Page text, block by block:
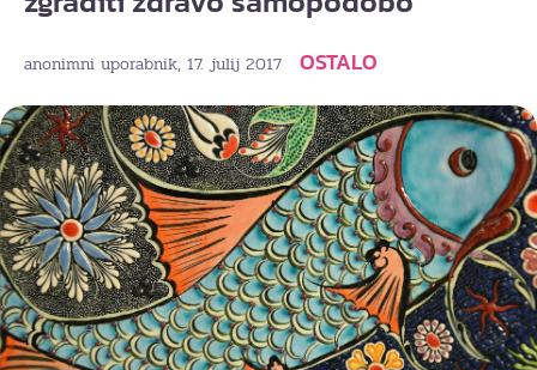
anonimni uporabnik, 17. julij 2017 OSTALO